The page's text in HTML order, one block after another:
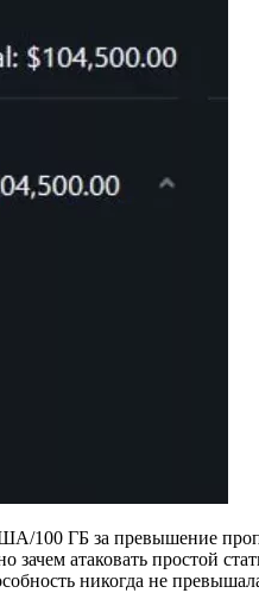
100 ГБ за превышение
атаковать простой
никогда не